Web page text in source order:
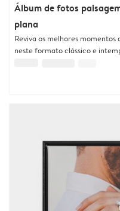
Álbum de fotos
plana
Reviva os melhores
neste formato clássico e